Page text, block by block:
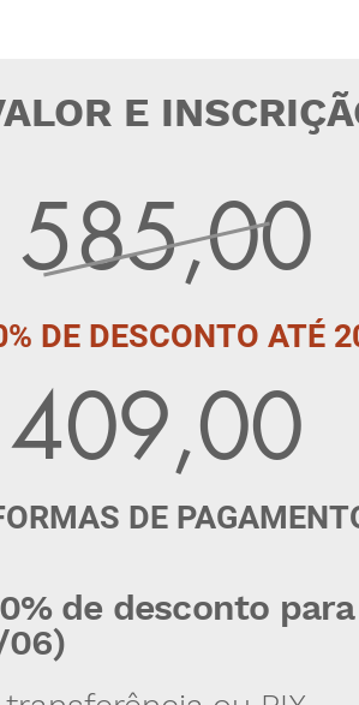
E
585,00
DE DESCONTO ATÉ
409,00
DE
de desconto